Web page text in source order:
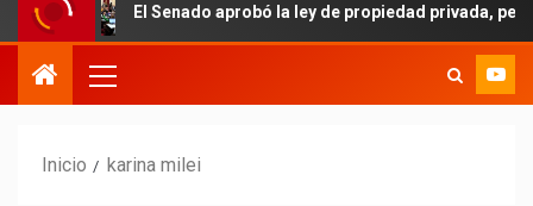
El Senado aprobó la ley de propiedad privada, pero el
Inicio karina milei